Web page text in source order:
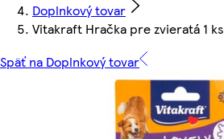
Doplnkový tovar
Vitakraft Hračka pre zvieratá 1 ks
Späť na Doplnkový tovar